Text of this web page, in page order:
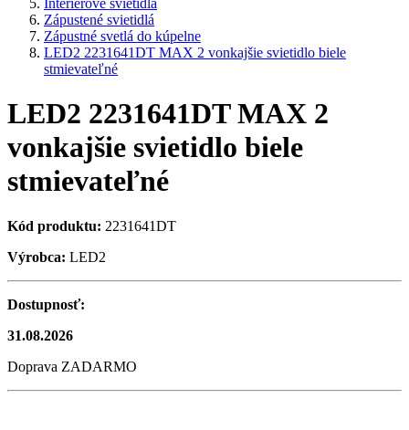
Interiérové svietidlá
Zápustené svietidlá
Zápustné svetlá do kúpelne
LED2 2231641DT MAX 2 vonkajšie svietidlo biele
stmievateľné
LED2 2231641DT MAX 2
vonkajšie svietidlo biele
stmievateľné
Kód produktu: 2231641DT
Výrobca: LED2
Dostupnosť:
31.08.2026
Doprava ZADARMO